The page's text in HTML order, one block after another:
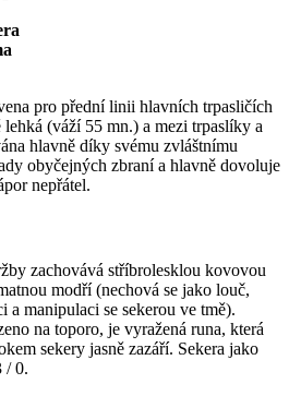
pro přední linii hlavních trpasličích
(váží 55 mn.) a mezi trpaslíky a
hlavně díky svému zvláštnímu
obyčejných zbraní a hlavně dovoluje
nepřátel.
zachovává stříbrolesklou kovovou
modří (nechová se jako louč,
a manipulaci se sekerou ve tmě).
na toporo, je vyražená runa, která
sekery jasně zazáří. Sekera jako
/ 0.